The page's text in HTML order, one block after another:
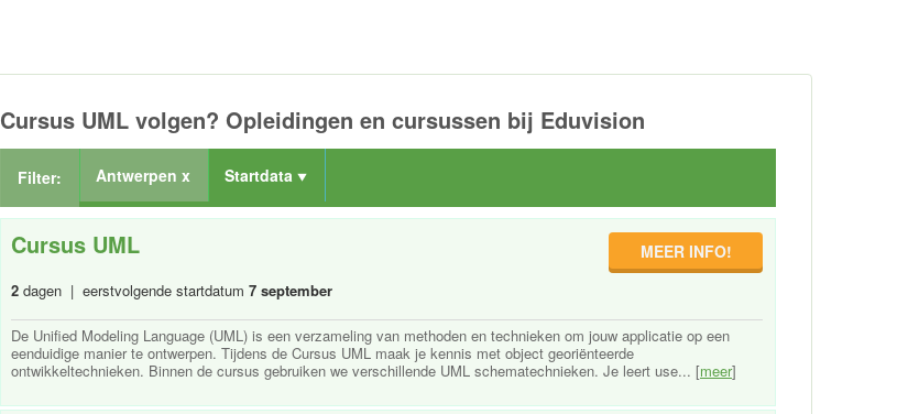
Cursus UML volgen? Opleidingen en cursussen bij Eduvision
Filter: Antwerpen x Startdata
Cursus UML
2 dagen | eerstvolgende startdatum 7 september
MEER INFO!
De Unified Modeling Language (UML) is een verzameling van methoden en technieken om jouw applicatie op een
eenduidige manier te ontwerpen. Tijdens de Cursus UML maak je kennis met object georiënteerde
ontwikkeltechnieken. Binnen de cursus gebruiken we verschillende UML schematechnieken. Je leert use... [meer]